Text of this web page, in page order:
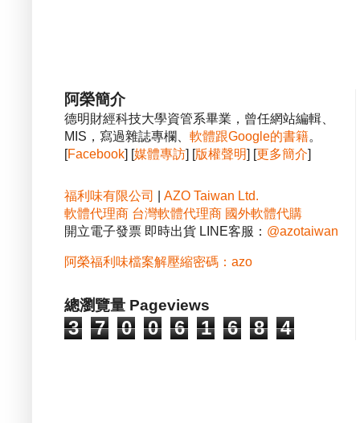
阿榮簡介
德明財經科技大學資管系畢業，曾任網站編輯、
MIS，寫過雜誌專欄、 軟體跟Google的書籍。
[Facebook] [媒體專訪] [版權聲明] [更多簡介]
福利味有限公司
AZO Taiwan Ltd.
軟體代理商 台灣軟體代理商 國外軟體代購
開立電子發票 即時出貨 LINE客服： @azotaiwan
阿榮福利味檔案解壓縮密碼：azo
總瀏覽量 Pageviews
3 7 0 0 6 1 6 8 4